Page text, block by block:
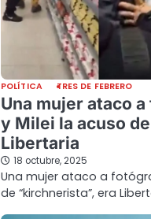
POLÍTICA TRES DE FEBRERO
Una mujer ataco
y Milei la acuso
Libertaria
18 octubre, 2025
Una mujer ataco a
de “kirchnerista”, era